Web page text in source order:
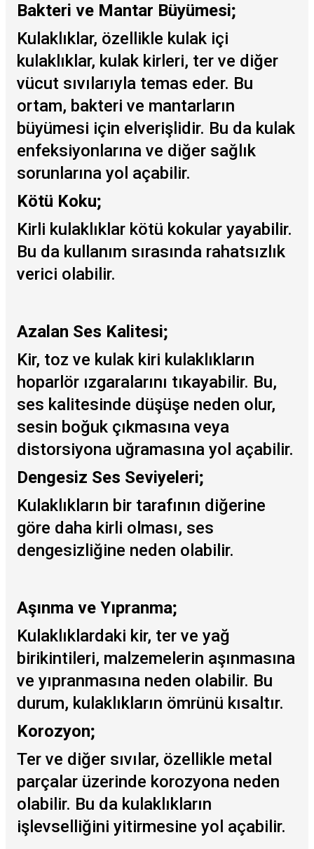
Bakteri ve Mantar Büyümesi;
Kulaklıklar, özellikle kulak içi
kulaklıklar, kulak kirleri, ter ve diğer
vücut sıvılarıyla temas eder. Bu
ortam, bakteri ve mantarların
büyümesi için elverişlidir. Bu da kulak
enfeksiyonlarına ve diğer sağlık
sorunlarına yol açabilir.
Kötü Koku;
Kirli kulaklıklar kötü kokular yayabilir.
Bu da kullanım sırasında rahatsızlık
verici olabilir.
Azalan Ses Kalitesi;
Kir, toz ve kulak kiri kulaklıkların
hoparlör ızgaralarını tıkayabilir. Bu,
ses kalitesinde düşüşe neden olur,
sesin boğuk çıkmasına veya
distorsiyona uğramasına yol açabilir.
Dengesiz Ses Seviyeleri;
Kulaklıkların bir tarafının diğerine
göre daha kirli olması, ses
dengesizliğine neden olabilir.
Aşınma ve Yıpranma;
Kulaklıklardaki kir, ter ve yağ
birikintileri, malzemelerin aşınmasına
ve yıpranmasına neden olabilir. Bu
durum, kulaklıkların ömrünü kısaltır.
Korozyon;
Ter ve diğer sıvılar, özellikle metal
parçalar üzerinde korozyona neden
olabilir. Bu da kulaklıkların
işlevselliğini yitirmesine yol açabilir.